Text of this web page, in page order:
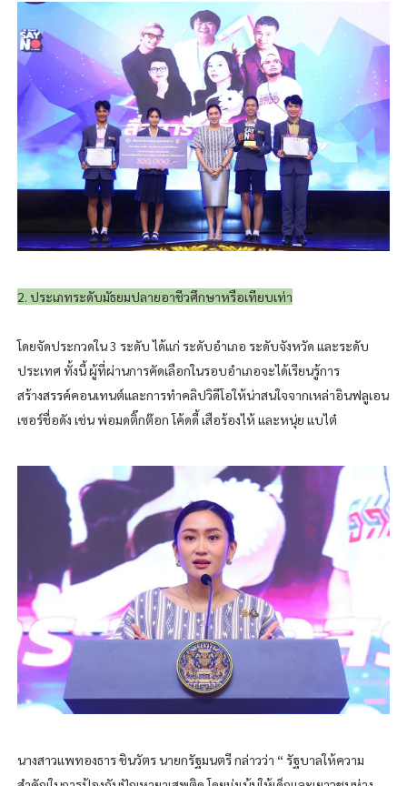
2. ประเภทระดับมัธยมปลายอาชีวศึกษาหรือเทียบเท่า
โดยจัดประกวดใน 3 ระดับ ได้แก่ ระดับอำเภอ ระดับจังหวัด และระดับ
ประเทศ ทั้งนี้ ผู้ที่ผ่านการคัดเลือกในรอบอำเภอจะได้เรียนรู้การ
สร้างสรรค์คอนเทนต์และการทำคลิปวิดีโอให้น่าสนใจจากเหล่าอินฟลูเอน
เซอร์ชื่อดัง เช่น พ่อมดติ๊กต๊อก โค้ดดี้ เสือร้องไห้ และหนุ่ย แบไต๋
นางสาวแพทองธาร ชินวัตร นายกรัฐมนตรี กล่าวว่า “ รัฐบาลให้ความ